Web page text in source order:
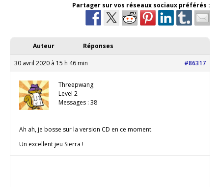
Partager sur vos réseaux sociaux préférés :
Auteur Réponses
30 avril 2020 à 15 h 46 min #86317
Threepwang
Level 2
Messages : 38
Ah ah, je bosse sur la version CD en ce moment.
Un excellent jeu Sierra !